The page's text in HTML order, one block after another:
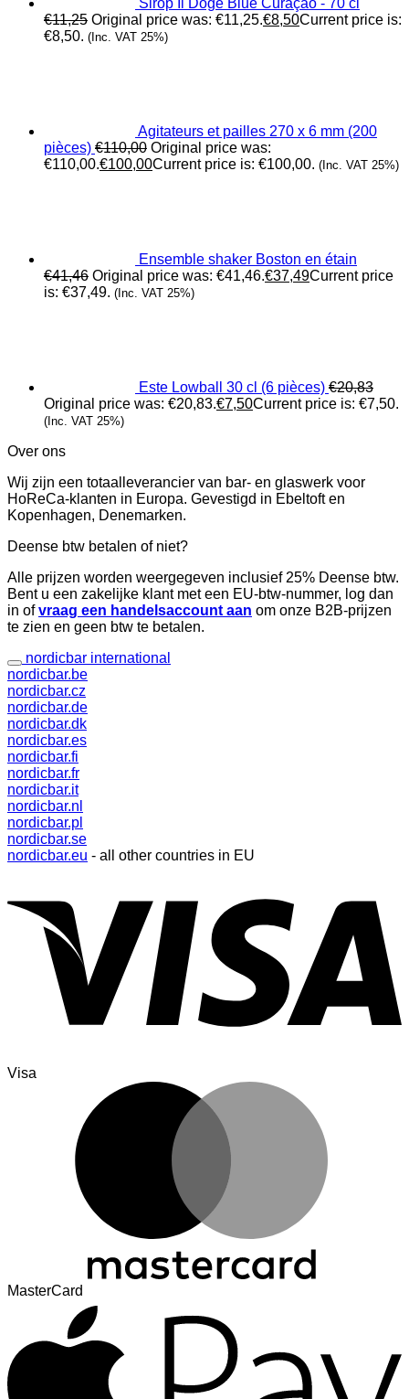
Sirop Il Doge Blue Curaçao - 70 cl
€11,25 Original price was: €11,25.€8,50Current price is:
€8,50. (Inc. VAT 25%)
Agitateurs et pailles 270 x 6 mm (200
pièces) €110,00 Original price was:
€110,00.€100,00Current price is: €100,00. (Inc. VAT 25%)
Ensemble shaker Boston en étain
€41,46 Original price was: €41,46.€37,49Current price
is: €37,49. (Inc. VAT 25%)
Este Lowball 30 cl (6 pièces) €20,83
Original price was: €20,83.€7,50Current price is: €7,50.
(Inc. VAT 25%)
Over ons
Wij zijn een totaalleverancier van bar- en glaswerk voor
HoReCa-klanten in Europa. Gevestigd in Ebeltoft en
Kopenhagen, Denemarken.
Deense btw betalen of niet?
Alle prijzen worden weergegeven inclusief 25% Deense btw.
Bent u een zakelijke klant met een EU-btw-nummer, log dan
in ofvraag een handelsaccount aan om onze B2B-prijzen
te zien en geen btw te betalen.
nordicbar international
nordicbar.be
nordicbar.cz
nordicbar.de
nordicbar.dk
nordicbar.es
nordicbar.fi
nordicbar.fr
nordicbar.it
nordicbar.nl
nordicbar.pl
nordicbar.se
nordicbar.eu - all other countries in EU
Visa
MasterCard